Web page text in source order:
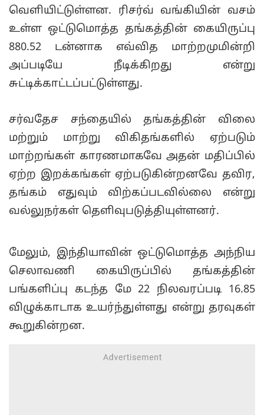
வெளியிட்டுள்ளன. ரிசர்வ் வங்கியின் வசம்
உள்ள ஒட்டுமொத்த தங்கத்தின் கையிருப்பு
880.52 டன்னாக எவ்வித மாற்றமுமின்றி
அப்படியே நீடிக்கிறது என்று
சுட்டிக்காட்டப்பட்டுள்ளது.
சர்வதேச சந்தையில் தங்கத்தின் விலை
மற்றும் மாற்று விகிதங்களில் ஏற்படும்
மாற்றங்கள் காரணமாகவே அதன் மதிப்பில்
ஏற்ற இறக்கங்கள் ஏற்படுகின்றனவே தவிர,
தங்கம் எதுவும் விற்கப்படவில்லை என்று
வல்லுநர்கள் தெளிவுபடுத்தியுள்ளனர்.
மேலும், இந்தியாவின் ஒட்டுமொத்த அந்நிய
செலாவணி கையிருப்பில் தங்கத்தின்
பங்களிப்பு கடந்த மே 22 நிலவரப்படி 16.85
விழுக்காடாக உயர்ந்துள்ளது என்று தரவுகள்
கூறுகின்றன.